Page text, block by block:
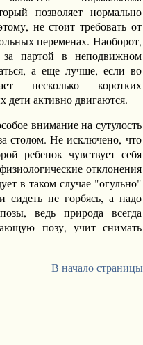
позволяет нормально
не стоит требовать от
переменах. Наоборот,
партой в неподвижном
а еще лучше, если во
несколько коротких
дети активно двигаются.
внимание на сутулость
столом. Не исключено, что
ребенок чувствует себя
отклонения
в таком случае "огульно"
сидеть не горбясь, а надо
ведь природа всегда
позу, учит снимать
В начало страницы